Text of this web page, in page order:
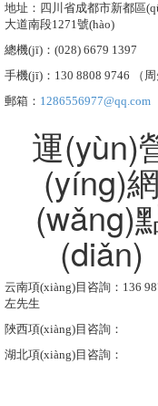
地址：四川省成都市新都區
大道南段1271號(hào)
總機(jī)：(028) 6679 1397
手機(jī)：130 8808 9746 （周
郵箱： 1286556977@qq.com
運(yùn)
(yíng)網
(wǎng)
(diǎn)
云南項(xiàng)目咨詢：136
左先生
陜西項(xiàng)目咨詢：
湖北項(xiàng)目咨詢：